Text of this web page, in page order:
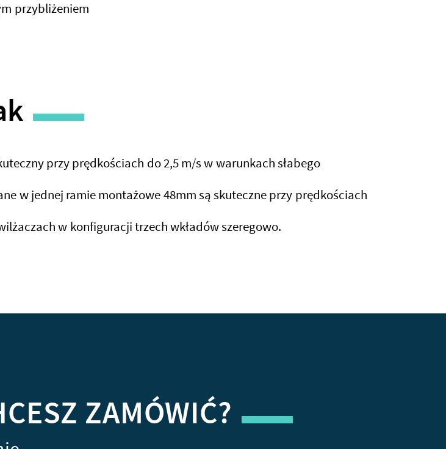
przybliżeniem
przy prędkościach do 2,5 m/s w warunkach słabego
w jednej ramie montażowe 48mm są skuteczne przy prędkościach
w konfiguracji trzech wkładów szeregowo.
ZAMÓWIĆ?